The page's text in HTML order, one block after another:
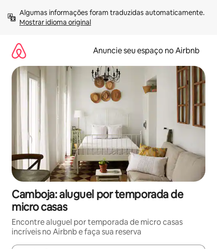
para
Mostrar idioma original
Anuncie seu espaço no Airbnb
Camboja: aluguel por temporada de
micro casas
Encontre aluguel por temporada de micro casas
incríveis no Airbnb e faça sua reserva